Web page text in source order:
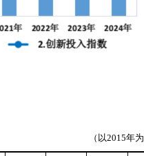
（以2015年为